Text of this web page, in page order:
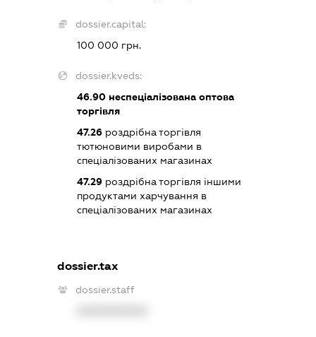
dossier.capital:
100 000 грн.
dossier.kveds:
46.90неспеціалізована оптова
торгівля
47.26роздрібна торгівля
тютюновими виробами в
спеціалізованих магазинах
47.29роздрібна торгівля іншими
продуктами харчування в
спеціалізованих магазинах
dossier.tax
dossier.staff